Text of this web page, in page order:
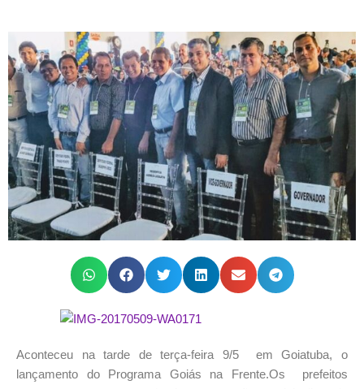
Aconteceu na tarde de terça-feira 9/5 em Goiatuba, o
lançamento do Programa Goiás na Frente.Os prefeitos